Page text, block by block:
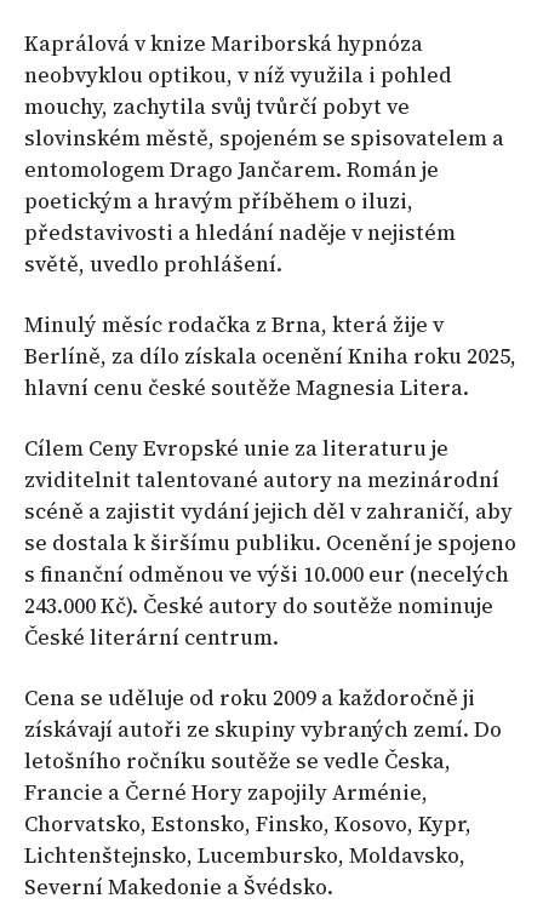
Kaprálová v knize Mariborská hypnóza
neobvyklou optikou, v níž využila i pohled
mouchy, zachytila svůj tvůrčí pobyt ve
slovinském městě, spojeném se spisovatelem a
entomologem Drago Jančarem. Román je
poetickým a hravým příběhem o iluzi,
představivosti a hledání naděje v nejistém
světě, uvedlo prohlášení.
Minulý měsíc rodačka z Brna, která žije v
Berlíně, za dílo získala ocenění Kniha roku 2025,
hlavní cenu české soutěže Magnesia Litera.
Cílem Ceny Evropské unie za literaturu je
zviditelnit talentované autory na mezinárodní
scéně a zajistit vydání jejich děl v zahraničí, aby
se dostala k širšímu publiku. Ocenění je spojeno
s finanční odměnou ve výši 10.000 eur (necelých
243.000 Kč). České autory do soutěže nominuje
České literární centrum.
Cena se uděluje od roku 2009 a každoročně ji
získávají autoři ze skupiny vybraných zemí. Do
letošního ročníku soutěže se vedle Česka,
Francie a Černé Hory zapojily Arménie,
Chorvatsko, Estonsko, Finsko, Kosovo, Kypr,
Lichtenštejnsko, Lucembursko, Moldavsko,
Severní Makedonie a Švédsko.